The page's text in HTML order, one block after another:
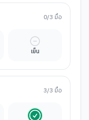
0/3 มื้อ
เย็น
มื้ออิสระ
3/3 มื้อ
ทัวร์ รวมในค่าทัวร์